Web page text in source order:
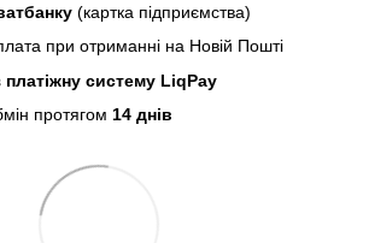
(картка підприємства)
при отриманнi на Новій Пошті
платіжну систему LiqPay
протягом 14 днів